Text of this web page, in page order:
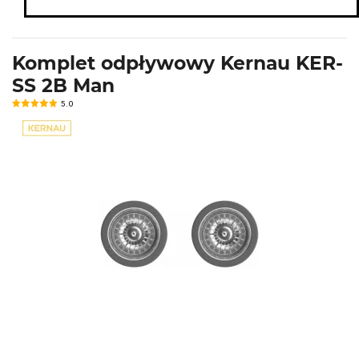
Komplet odpływowy Kernau KER-
SS 2B Man
5.0